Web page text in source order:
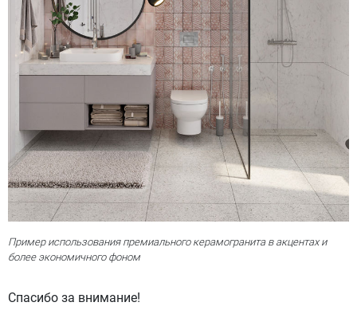
Пример использования премиального керамогранита в акцентах и
более экономичного фоном
Спасибо за внимание!